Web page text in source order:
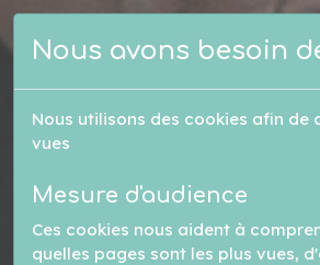
Nous avons besoin
Nous utilisons des cookies afin
vues
Mesure d'audience
Ces cookies nous aident à
quelles pages sont les plus vues,